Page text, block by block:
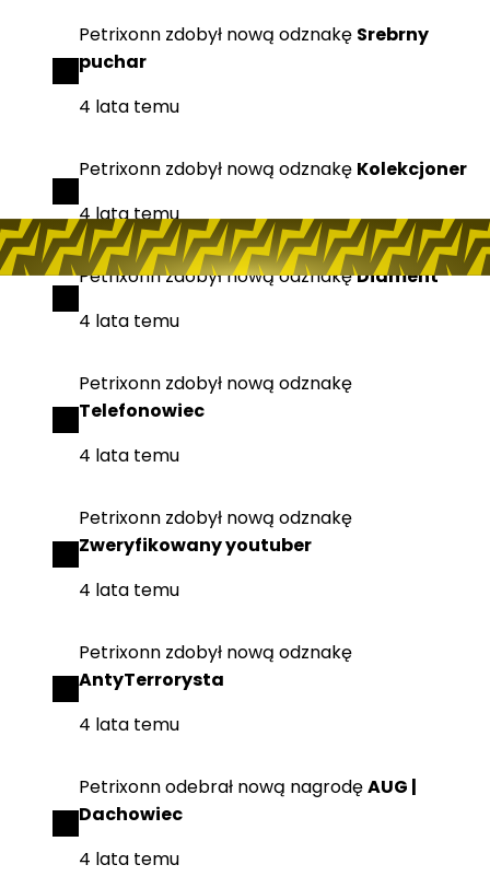
Petrixonn zdobył nową odznakę Srebrny
puchar
4 lata temu
Petrixonn zdobył nową odznakę Kolekcjoner
4 lata temu
Petrixonnzdobyłnową odznakęDiament
4 lata temu
Petrixonn zdobył nową odznakę
Telefonowiec
4 lata temu
Petrixonn zdobył nową odznakę
Zweryfikowany youtuber
4 lata temu
Petrixonn zdobył nową odznakę
AntyTerrorysta
4 lata temu
Petrixonnodebrał nową nagrodęAUG |
Dachowiec
4 lata temu